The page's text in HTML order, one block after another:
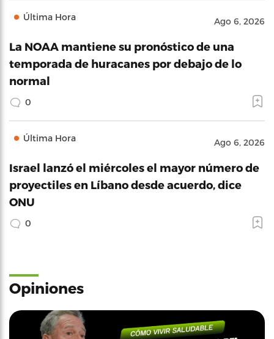
Última Hora Ago 6, 2026
La NOAA mantiene su pronóstico de una
temporada de huracanes por debajo de lo
normal
0
Última Hora Ago 6, 2026
Israel lanzó el miércoles el mayor número de
proyectiles en Líbano desde acuerdo, dice
ONU
0
Opiniones